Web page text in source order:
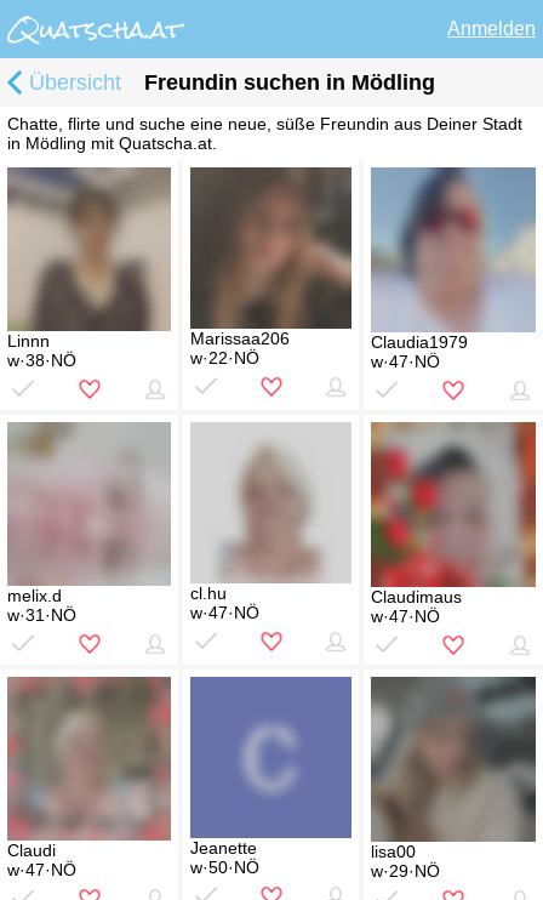
Anmelden
Übersicht Freundin suchen in Mödling
Chatte, flirte und suche eine neue, süße Freundin aus Deiner Stadt
in Mödling mit Quatscha.at.
Linnn
w·38·NÖ
Marissaa206
w·22·NÖ
Claudia1979
w·47·NÖ
melix.d
w·31·NÖ
cl.hu
w·47·NÖ
Claudimaus
w·47·NÖ
Claudi
w·47·NÖ
Jeanette
w·50·NÖ
lisa00
w·29·NÖ